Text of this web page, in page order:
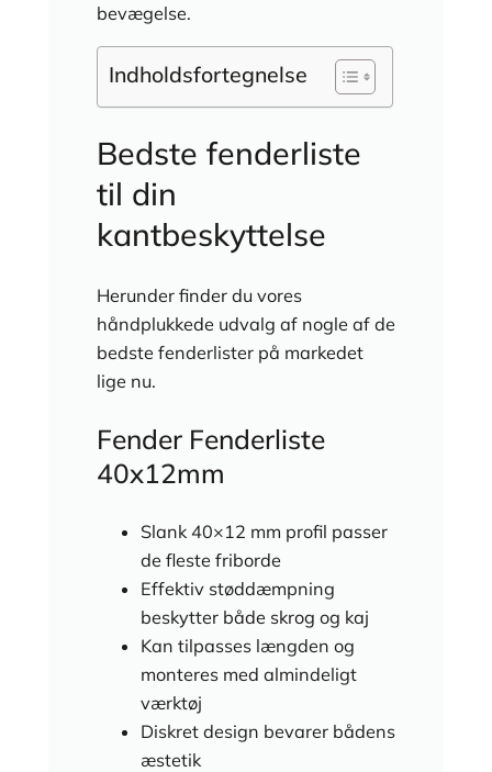
bevægelse.
Indholdsfortegnelse
Bedste fenderliste
til din
kantbeskyttelse
Herunder finder du vores
håndplukkede udvalg af nogle af de
bedste fenderlister på markedet
lige nu.
Fender Fenderliste
40x12mm
Slank 40×12 mm profil passer
de fleste friborde
Effektiv støddæmpning
beskytter både skrog og kaj
Kan tilpasses længden og
monteres med almindeligt
værktøj
Diskret design bevarer bådens
æstetik